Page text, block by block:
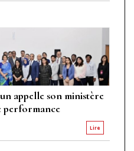
appelle son ministère
performance
Lire